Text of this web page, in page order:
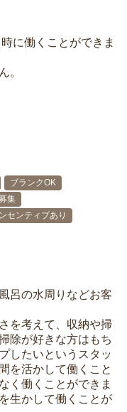
に働くことができま
。
ブランクOK
集
センティブあり
呂の水周りなどお客
を考えて、収納や掃
除が好きな方はもち
したいというスタッ
を活かして働くこと
く働くことができま
生かして働くことが